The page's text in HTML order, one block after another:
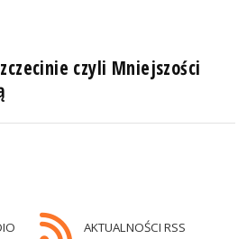
czyli Mniejszości
AKTUALNOŚCI RSS